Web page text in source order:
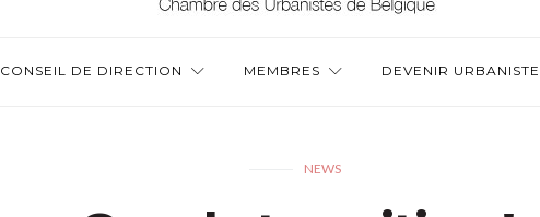
CONSEIL DE DIRECTION MEMBRES DEVENIR URBANISTE
NEWS